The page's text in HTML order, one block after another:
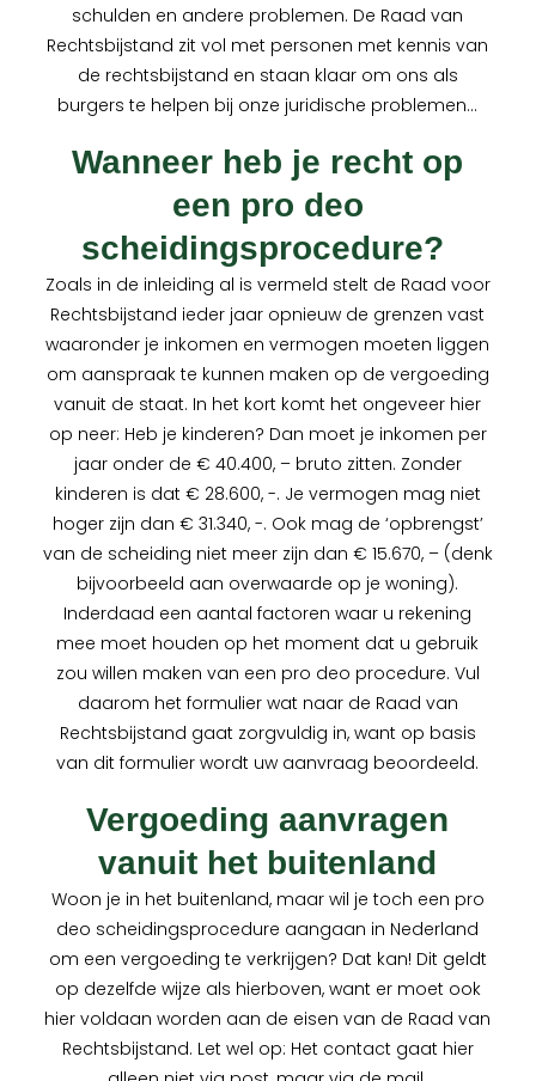
schulden en andere problemen. De Raad van
Rechtsbijstand zit vol met personen met kennis van
de rechtsbijstand en staan klaar om ons als
burgers te helpen bij onze juridische problemen…
Wanneer heb je recht op
een pro deo
scheidingsprocedure?
Zoals in de inleiding al is vermeld stelt de Raad voor
Rechtsbijstand ieder jaar opnieuw de grenzen vast
waaronder je inkomen en vermogen moeten liggen
om aanspraak te kunnen maken op de vergoeding
vanuit de staat. In het kort komt het ongeveer hier
op neer: Heb je kinderen? Dan moet je inkomen per
jaar onder de € 40.400, – bruto zitten. Zonder
kinderen is dat € 28.600, -. Je vermogen mag niet
hoger zijn dan € 31.340, -. Ook mag de ‘opbrengst’
van de scheiding niet meer zijn dan € 15.670, – (denk
bijvoorbeeld aan overwaarde op je woning).
Inderdaad een aantal factoren waar u rekening
mee moet houden op het moment dat u gebruik
zou willen maken van een pro deo procedure. Vul
daarom het formulier wat naar de Raad van
Rechtsbijstand gaat zorgvuldig in, want op basis
van dit formulier wordt uw aanvraag beoordeeld.
Vergoeding aanvragen
vanuit het buitenland
Woon je in het buitenland, maar wil je toch een pro
deo scheidingsprocedure aangaan in Nederland
om een vergoeding te verkrijgen? Dat kan! Dit geldt
op dezelfde wijze als hierboven, want er moet ook
hier voldaan worden aan de eisen van de Raad van
Rechtsbijstand. Let wel op: Het contact gaat hier